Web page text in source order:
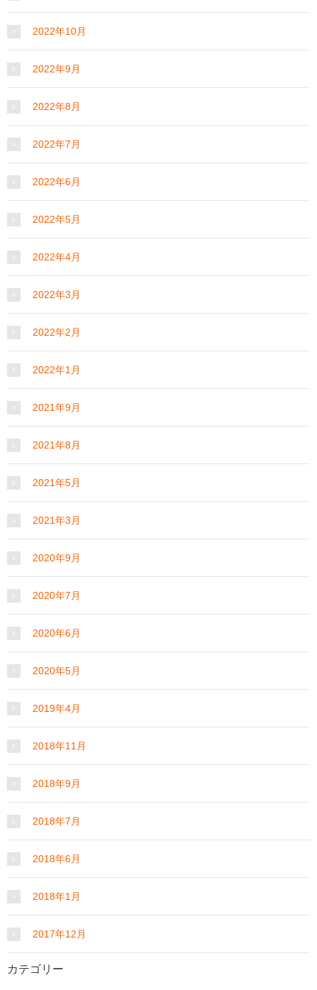
2022年10月
2022年9月
2022年8月
2022年7月
2022年6月
2022年5月
2022年4月
2022年3月
2022年2月
2022年1月
2021年9月
2021年8月
2021年5月
2021年3月
2020年9月
2020年7月
2020年6月
2020年5月
2019年4月
2018年11月
2018年9月
2018年7月
2018年6月
2018年1月
2017年12月
カテゴリー